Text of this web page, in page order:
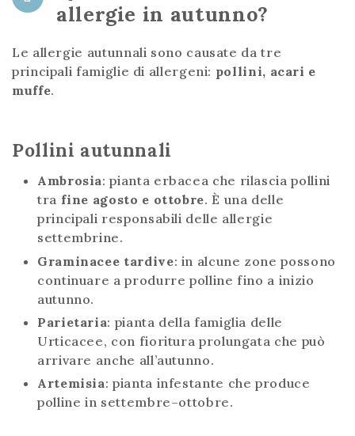
allergie in autunno?
Le allergie autunnali sono causate da tre
principali famiglie di allergeni: pollini, acari e
muffe.
Pollini autunnali
Ambrosia: pianta erbacea che rilascia pollini
tra fine agosto e ottobre. È una delle
principali responsabili delle allergie
settembrine.
Graminacee tardive: in alcune zone possono
continuare a produrre polline fino a inizio
autunno.
Parietaria: pianta della famiglia delle
Urticacee, con fioritura prolungata che può
arrivare anche all’autunno.
Artemisia: pianta infestante che produce
polline in settembre–ottobre.